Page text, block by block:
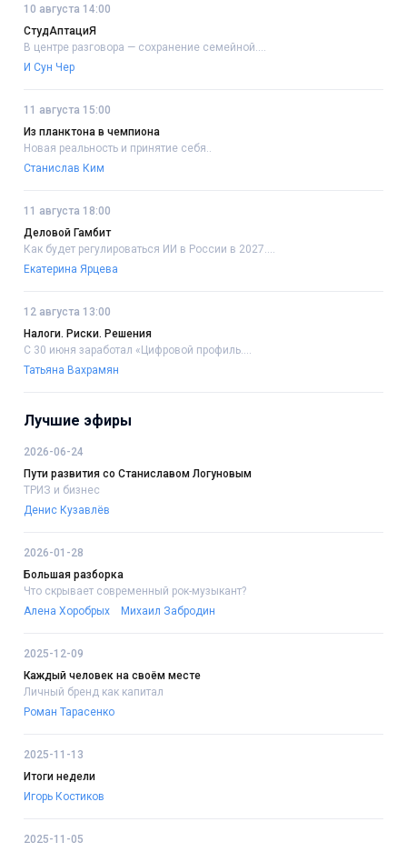
10 августа 14:00
СтудАптациЯ
В центре разговора — сохранение семейной....
И Сун Чер
11 августа 15:00
Из планктона в чемпиона
Новая реальность и принятие себя..
Станислав Ким
11 августа 18:00
Деловой Гамбит
Как будет регулироваться ИИ в России в 2027....
Екатерина Ярцева
12 августа 13:00
Налоги. Риски. Решения
С 30 июня заработал «Цифровой профиль....
Татьяна Вахрамян
Лучшие эфиры
2026-06-24
Пути развития со Станиславом Логуновым
ТРИЗ и бизнес
Денис Кузавлёв
2026-01-28
Большая разборка
Что скрывает современный рок-музыкант?
Алена Хоробрых
Михаил Забродин
2025-12-09
Каждый человек на своём месте
Личный бренд как капитал
Роман Тарасенко
2025-11-13
Итоги недели
Игорь Костиков
2025-11-05